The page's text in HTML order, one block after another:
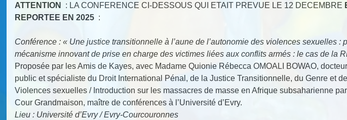
ATTENTION : LA CONFERENCE CI-DESSOUS QUI ETAIT PREVUE LE 12 DECEMBRE
REPORTEE EN 2025 :
Conférence : « Une justice transitionnelle à l’aune de l’autonomie des violences sexuelles :
mécanisme innovant de prise en charge des victimes liées aux conflits armés : le cas de la
Proposée par les Amis de Kayes, avec Madame Quionie Rébecca OMOALI BOWAO,
public et spécialiste du Droit International Pénal, de la Justice Transitionnelle, du Genre et
Violences sexuelles / Introduction sur les massacres de masse en Afrique subsaharienne
Cour Grandmaison, maître de conférences à l’Université d’Evry.
Lieu : Université d’Evry / Evry-Courcouronnes